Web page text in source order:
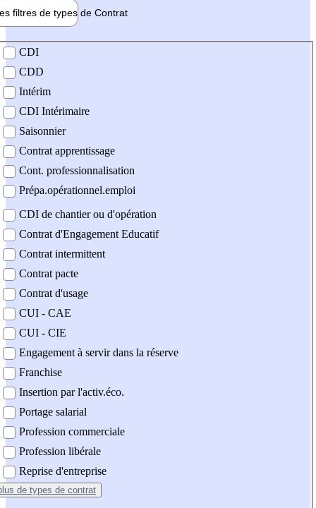
filtres de types de Contrat
contrat
CDI
CDD
Intérim
CDI Intérimaire
Saisonnier
Contrat apprentissage
Cont. professionnalisation
Prépa.opérationnel.emploi
CDI de chantier ou d'opération
Contrat d'Engagement Educatif
Contrat intermittent
Contrat pacte
Contrat d'usage
CUI - CAE
CUI - CIE
Engagement à servir dans la réserve
Franchise
Insertion par l'activ.éco.
Portage salarial
Profession commerciale
Profession libérale
Reprise d'entreprise
de types de contrat